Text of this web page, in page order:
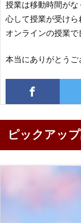
授業は移動時間が
心して授業が受け
オンラインの授業で
本当にありがとうご
ピックアッ